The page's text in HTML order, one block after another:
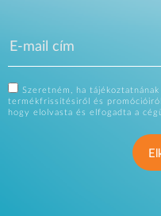
Szeretném, ha
termékfrissítésiről és
hogy elolvasta és elfogadta a